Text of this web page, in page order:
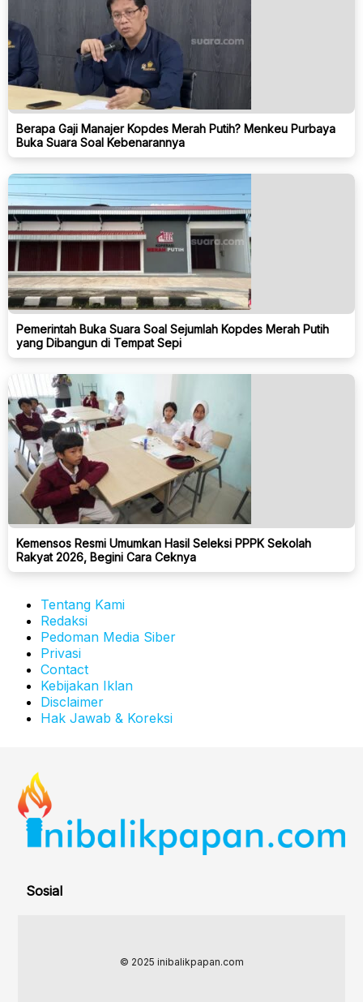
Berapa Gaji Manajer Kopdes Merah Putih? Menkeu Purbaya
Buka Suara Soal Kebenarannya
Pemerintah Buka Suara Soal Sejumlah Kopdes Merah Putih
yang Dibangun di Tempat Sepi
Kemensos Resmi Umumkan Hasil Seleksi PPPK Sekolah
Rakyat 2026, Begini Cara Ceknya
Tentang Kami
Redaksi
Pedoman Media Siber
Privasi
Contact
Kebijakan Iklan
Disclaimer
Hak Jawab & Koreksi
Sosial
© 2025 inibalikpapan.com